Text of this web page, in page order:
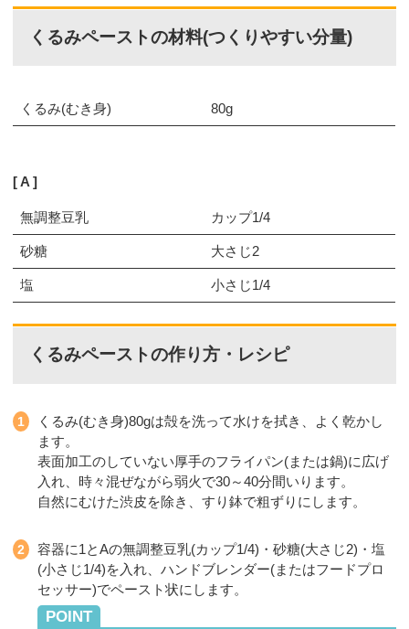
くるみペーストの材料(つくりやすい分量)
くるみ(むき身) 80g
A
無調整豆乳 カップ1/4
砂糖 大さじ2
塩 小さじ1/4
くるみペーストの作り方・レシピ
くるみ(むき身)80gは殻を洗って水けを拭き、よく乾かし
ます。
表面加工のしていない厚手のフライパン(または鍋)に広げ
入れ、時々混ぜながら弱火で30～40分間いります。
自然にむけた渋皮を除き、すり鉢で粗ずりにします。
容器に1とAの無調整豆乳(カップ1/4)・砂糖(大さじ2)・塩
(小さじ1/4)を入れ、ハンドブレンダー(またはフードプロ
セッサー)でペースト状にします。
POINT